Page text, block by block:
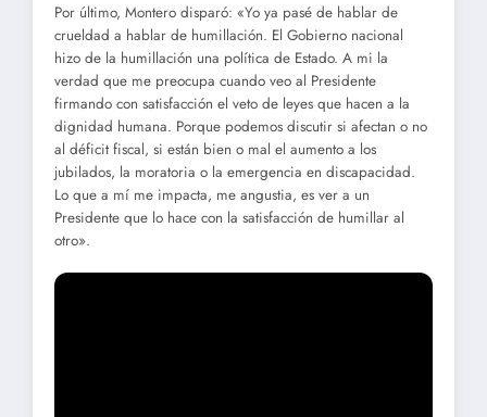
Por último, Montero disparó: «Yo ya pasé de hablar de
crueldad a hablar de humillación. El Gobierno nacional
hizo de la humillación una política de Estado. A mi la
verdad que me preocupa cuando veo al Presidente
firmando con satisfacción el veto de leyes que hacen a la
dignidad humana. Porque podemos discutir si afectan o no
al déficit fiscal, si están bien o mal el aumento a los
jubilados, la moratoria o la emergencia en discapacidad.
Lo que a mí me impacta, me angustia, es ver a un
Presidente que lo hace con la satisfacción de humillar al
otro».